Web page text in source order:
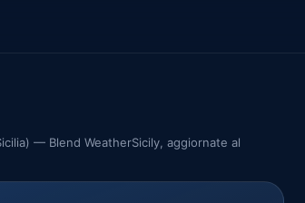
— Blend WeatherSicily, aggiornate al